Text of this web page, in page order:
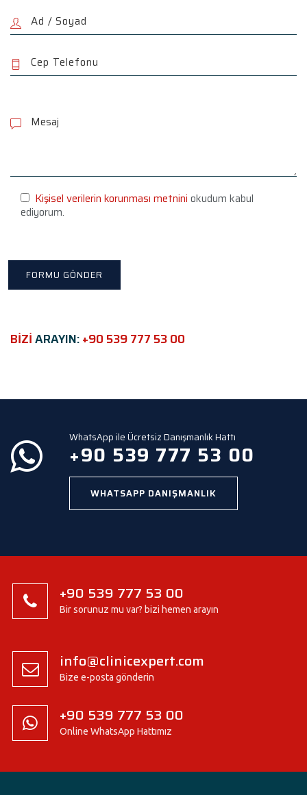
l
e
h
s
e
l
p
Kişisel verilerin korunması metnini okudum kabul
ediyorum.
BİZİARAYIN:+90 539 777 53 00
WhatsApp ile Ücretsiz Danışmanlık Hattı
+90 539 777 53 00
WHATSAPP DANIŞMANLIK
+90 539 777 53 00
Bir sorunuz mu var? bizi hemen arayın
info@clinicexpert.com
Bize e-posta gönderin
+90 539 777 53 00
Online WhatsApp Hattımız